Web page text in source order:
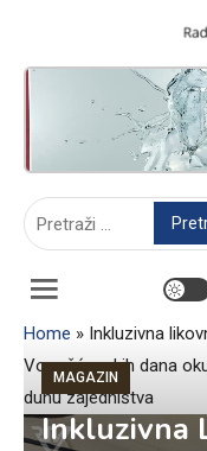
Home » Inkluzivna
Vogošćanskih dana
duhu zajedništva
MAGAZIN
Inkluzivna